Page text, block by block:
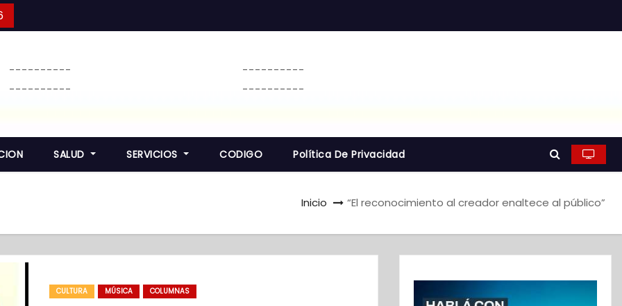
----------
----------
----------
----------
SALUD SERVICIOS CODIGO Política De Privacidad
Inicio “El reconocimiento al creador enaltece al público”
CULTURA MÚSICA COLUMNAS